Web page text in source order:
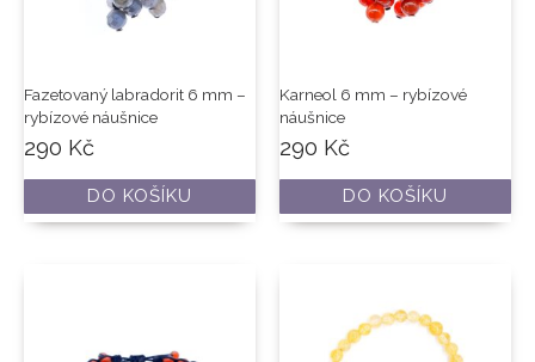
Fazetovaný labradorit 6 mm –
rybízové náušnice
290 Kč
DO KOŠÍKU
Karneol 6 mm – rybízové
náušnice
290 Kč
DO KOŠÍKU